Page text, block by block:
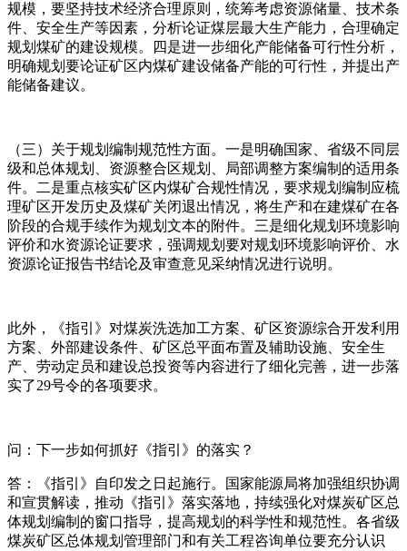
规模，要坚持技术经济合理原则，统筹考虑资源储量、技术条
件、安全生产等因素，分析论证煤层最大生产能力，合理确定
规划煤矿的建设规模。四是进一步细化产能储备可行性分析，
明确规划要论证矿区内煤矿建设储备产能的可行性，并提出产
能储备建议。
（三）关于规划编制规范性方面。一是明确国家、省级不同层
级和总体规划、资源整合区规划、局部调整方案编制的适用条
件。二是重点核实矿区内煤矿合规性情况，要求规划编制应梳
理矿区开发历史及煤矿关闭退出情况，将生产和在建煤矿在各
阶段的合规手续作为规划文本的附件。三是细化规划环境影响
评价和水资源论证要求，强调规划要对规划环境影响评价、水
资源论证报告书结论及审查意见采纳情况进行说明。
此外，《指引》对煤炭洗选加工方案、矿区资源综合开发利用
方案、外部建设条件、矿区总平面布置及辅助设施、安全生
产、劳动定员和建设总投资等内容进行了细化完善，进一步落
实了29号令的各项要求。
问：下一步如何抓好《指引》的落实？
答：《指引》自印发之日起施行。国家能源局将加强组织协调
和宣贯解读，推动《指引》落实落地，持续强化对煤炭矿区总
体规划编制的窗口指导，提高规划的科学性和规范性。各省级
煤炭矿区总体规划管理部门和有关工程咨询单位要充分认识